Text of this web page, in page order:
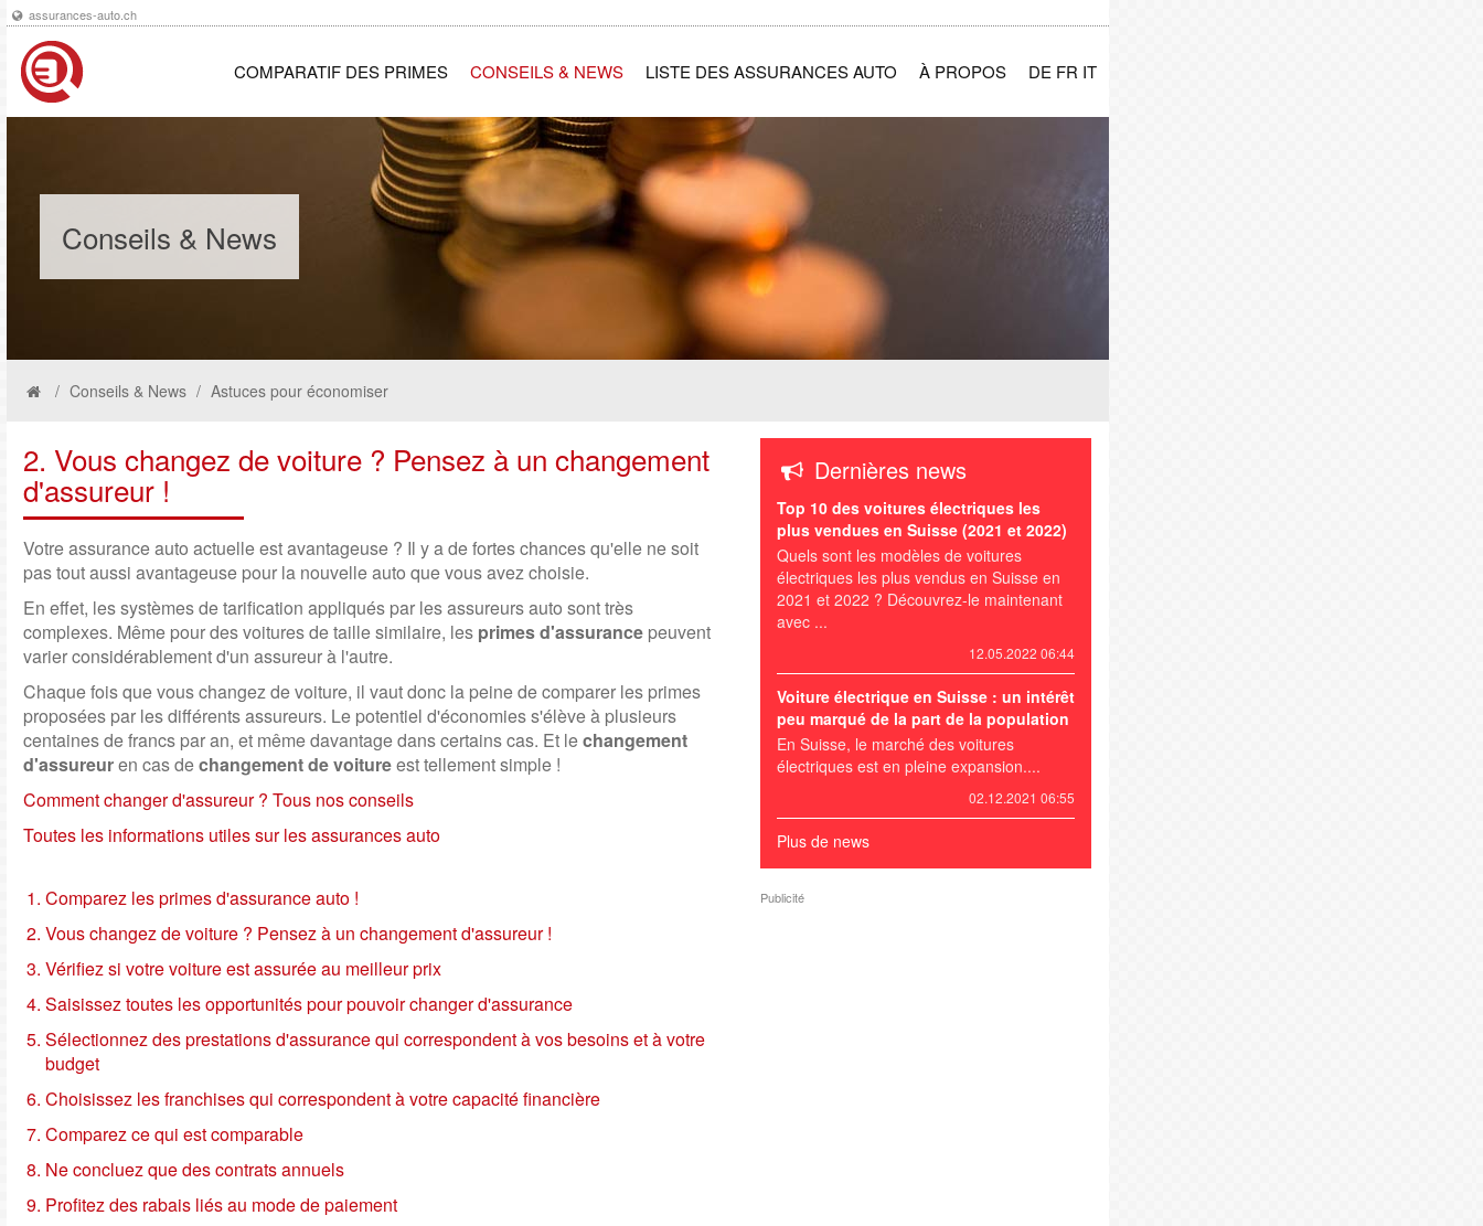
assurances-auto.ch
COMPARATIF DES PRIMES CONSEILS & NEWS LISTE DES ASSURANCES AUTO À PROPOS DE FR IT
Conseils & News
Conseils & News Astuces pour économiser
2. Vous changez de voiture ? Pensez à un changement
d'assureur !
Votre assurance auto actuelle est avantageuse ? Il y a de fortes chances qu'elle ne soit
pas tout aussi avantageuse pour la nouvelle auto que vous avez choisie.
En effet, les systèmes de tarification appliqués par les assureurs auto sont très
complexes. Même pour des voitures de taille similaire, les primes d'assurance peuvent
varier considérablement d'un assureur à l'autre.
Chaque fois que vous changez de voiture, il vaut donc la peine de comparer les primes
proposées par les différents assureurs. Le potentiel d'économies s'élève à plusieurs
centaines de francs par an, et même davantage dans certains cas. Et lechangement
d'assureuren cas dechangement de voitureest tellement simple !
Comment changer d'assureur ? Tous nos conseils
Toutes les informations utiles sur les assurances auto
Comparez les primes d'assurance auto !
Vous changez de voiture ? Pensez à un changement d'assureur !
Vérifiez si votre voiture est assurée au meilleur prix
Saisissez toutes les opportunités pour pouvoir changer d'assurance
Sélectionnez des prestations d'assurance qui correspondent à vos besoins et à votre
budget
Choisissez les franchises qui correspondent à votre capacité financière
Comparez ce qui est comparable
Ne concluez que des contrats annuels
Profitez des rabais liés au mode de paiement
Dernières news
Top 10 des voitures électriques les
plus vendues en Suisse (2021 et 2022)
Quels sont les modèles de voitures
électriques les plus vendus en Suisse en
2021 et 2022 ? Découvrez-le maintenant
avec ...
12.05.2022 06:44
Voiture électrique en Suisse : un intérêt
peu marqué de la part de la population
En Suisse, le marché des voitures
électriques est en pleine expansion....
02.12.2021 06:55
Plus de news
Publicité